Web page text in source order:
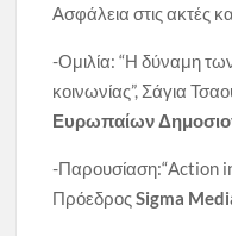
Ασφάλεια στις ακτές
-Ομιλία: “Η δύναμη
κοινωνίας”, Σάγια
Ευρωπαίων
-Παρουσίαση:“Action
ΠρόεδροςSigma